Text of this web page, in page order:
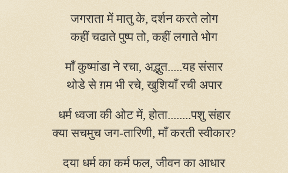
जगराता में मातु के,दर्शन करते लोग
कहीं चढाते पुष्प तो,कहीं लगाते भोग
माँ कुष्मांडा ने रचा, अद्भुत.....यह संसार
थोडे से ग़म भी रचे,खुशियाँ रची अपार
धर्म ध्वजा की ओट में,होता........पशु संहार
क्या सचमुच जग-तारिणी,माँ करती स्वीकार?
दया धर्म का कर्म फल,जीवन का आधार